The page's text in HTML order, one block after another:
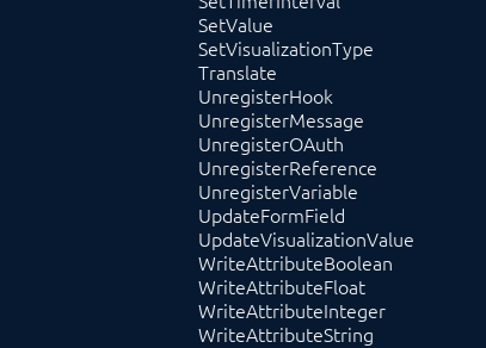
SetValue
SetVisualizationType
Translate
UnregisterHook
UnregisterMessage
UnregisterOAuth
UnregisterReference
UnregisterVariable
UpdateFormField
UpdateVisualizationValue
WriteAttributeBoolean
WriteAttributeFloat
WriteAttributeInteger
WriteAttributeString